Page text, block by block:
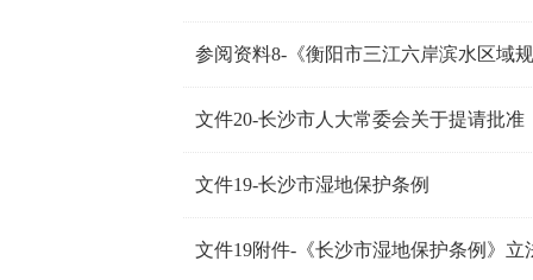
参阅资料8-《衡阳市三江六岸滨水区域
文件20-长沙市人大常委会关于提请批
文件19-长沙市湿地保护条例
文件19附件-《长沙市湿地保护条例》立